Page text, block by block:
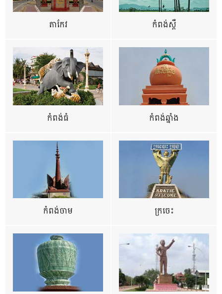
តាកែវ កំពង់ស្ពឺ
កំពង់ធំ កំពង់ឆ្នាំង
កំពង់ចាម ក្រចេះ